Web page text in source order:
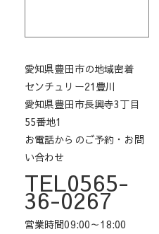
愛知県豊田市の地域密着
センチュリー21豊川
愛知県豊田市長興寺3丁目
55番地1
お電話からのご予約・お問
い合わせ
TEL0565-
36-0267
営業時間09:00～18:00